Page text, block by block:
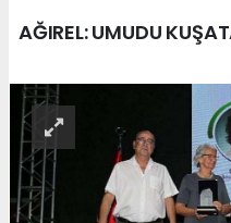
AĞIREL: UMUDU